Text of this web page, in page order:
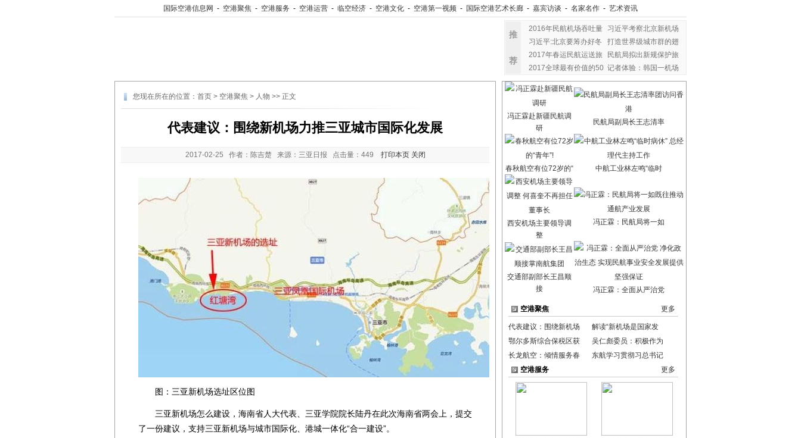
国际空港信息网 - 空港聚焦 - 空港服务 - 空港运营 - 临空经济 - 空港文化 - 空港第一视频 - 国际空港艺术长廊 - 嘉宾访谈 - 名家名作 - 艺术资讯
推
荐
2016年民航机场吞吐量
习近平考察北京新机场
习近平:北京要筹办好冬
打造世界级城市群的翅
2017年春运民航运送旅
民航局拟出新规保护旅
2017全球最有价值的50 记者体验：韩国一机场
您现在所在的位置： 首页 > 空港聚焦 > 人物 >> 正文
代表建议：围绕新机场力推三亚城市国际化发展
2017-02-25 作者：陈吉楚 来源：三亚日报 点击量： 449 打印本页 关闭
图：三亚新机场选址区位图
三亚新机场怎么建设，海南省人大代表、三亚学院院长陆丹在此次海南省两会上，提交
了一份建议，支持三亚新机场与城市国际化、港城一体化“合一建设”。
冯正霖赴新疆民航调
研
民航局副局长王志清率
春秋航空有位72岁的“ 中航工业林左鸣“临时
西安机场主要领导调
整
冯正霖：民航局将一如
交通部副部长王昌顺
接
冯正霖：全面从严治党
空港聚焦 更多
代表建议：围绕新机场
解读“新机场是国家发
鄂尔多斯综合保税区获
吴仁彪委员：积极作为
长龙航空：倾情服务春
东航学习贯彻习总书记
空港服务
更多